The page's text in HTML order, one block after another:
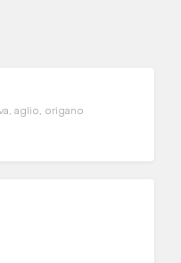
aglio, origano